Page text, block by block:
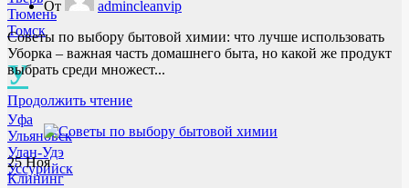
Тюмень
Томск
У
Уфа
Ульяновск
Улан-Удэ
Уссурийск
От
admincleanvip
Советы по выбору бытовой химии: что лучше использовать
Уборка – важная часть домашнего быта, но какой же продукт
выбрать среди множест...
Продолжить чтение
25Ноя
Клининг